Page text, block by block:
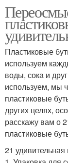
Пластиковые
используем
воды, сока и
используем, мы
пластиковые
других целях,
расскажу вам о
пластиковые
21 удивительная